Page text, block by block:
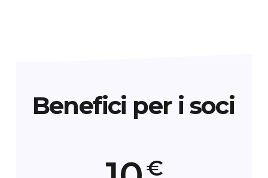
Benefici per i soci
€